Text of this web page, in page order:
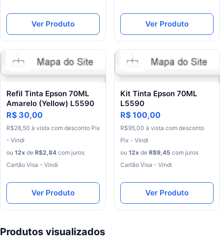
Ver Produto Ver Produto
Refil Tinta Epson 70ML
Amarelo (Yellow) L5590
R$ 30,00
R$28 50 à vista com desconto Pix
- Vindi
ou 12x de R$2,84 com juros
Cartão Visa - Vindi
Ver Produto
Kit Tinta Epson 70ML
L5590
R$ 100,00
R$95 00 à vista com desconto
Pix - Vindi
ou 12x de R$9,45 com juros
Cartão Visa - Vindi
Ver Produto
Produtos visualizados